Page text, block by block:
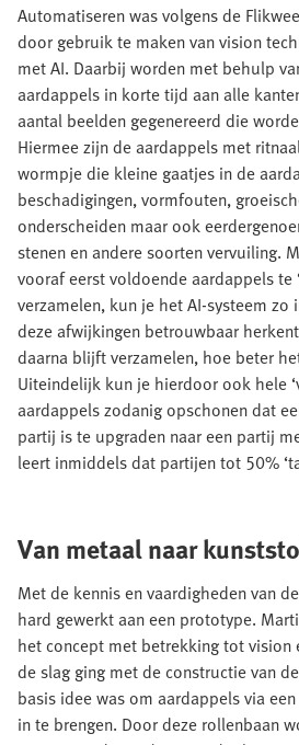
Automatiseren was volgens de
door gebruik te maken van vision
met AI. Daarbij worden met behulp
aardappels in korte tijd aan alle
aantal beelden gegenereerd die
Hiermee zijn de aardappels met
wormpje die kleine gaatjes in de
beschadigingen, vormfouten,
onderscheiden maar ook
stenen en andere soorten vervuiling.
vooraf eerst voldoende aardappels te
verzamelen, kun je het AI-systeem
deze afwijkingen betrouwbaar
daarna blijft verzamelen, hoe beter
Uiteindelijk kun je hierdoor ook hele
aardappels zodanig opschonen dat
partij is te upgraden naar een partij
leert inmiddels dat partijen tot 50%
Van metaal naar
Met de kennis en vaardigheden van
hard gewerkt aan een prototype.
het concept met betrekking tot vision
de slag ging met de constructie van
basis idee was om aardappels via
in te brengen. Door deze rollenbaan